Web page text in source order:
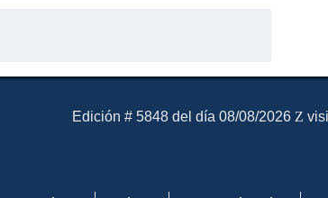
Mensajero Diario
Edición # 5848 del día 08/08/2026